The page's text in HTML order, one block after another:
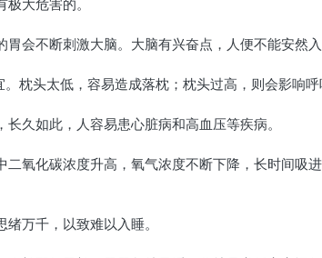
大危害的。
会不断刺激大脑。大脑有兴奋点，人便不能安然入
枕头太低，容易造成落枕；枕头过高，则会影响
久如此，人容易患心脏病和高血压等疾病。
氧化碳浓度升高，氧气浓度不断下降，长时间吸
万千，以致难以入睡。